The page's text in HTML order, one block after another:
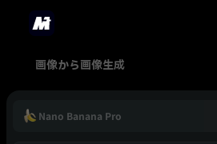
画像から画像生成
Nano Banana Pro